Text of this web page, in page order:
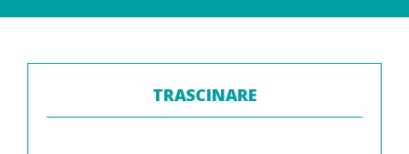
TRASCINARE